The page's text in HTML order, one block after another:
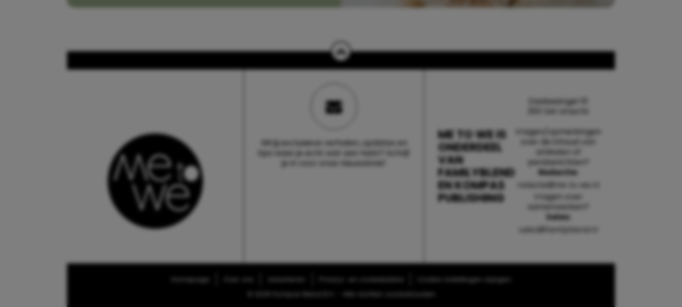
Wil jij exclusieve verhalen, updates en
tips waar je echt wat aan hebt? Schrijf
je in voor onze nieuwsbrief.
ME TO WE IS
ONDERDEEL
VAN
FAMILYBLEND
EN KOMPAS
PUBLISHING
Daalsesingel 51
3511 SW Utrecht
Vragen/opmerkingen
over de inhoud van
artikelen of
persberichten?
Redactie:
redactie@me-to-we.nl
Vragen over
samenwerken?
Sales:
sales@familyblend.nl
Homepage
Cookie-instellingen wijzigen